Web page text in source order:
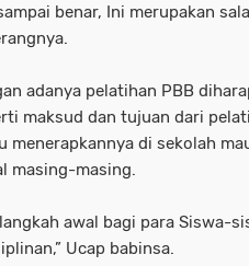
benar, Ini merupakan
adanya pelatihan PBB
maksud dan tujuan dari
menerapkannya di sekolah
masing-masing.
awal bagi para Siswa-
Ucap babinsa.